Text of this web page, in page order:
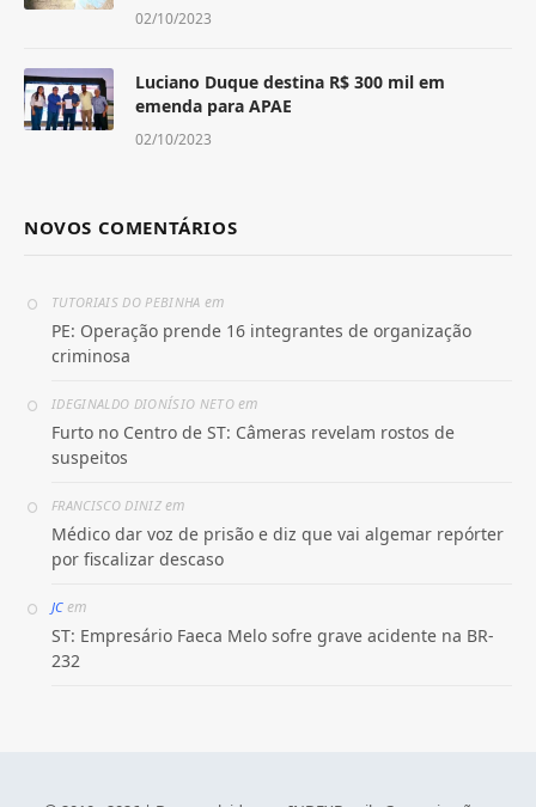
02/10/2023
Luciano Duque destina R$ 300 mil em
emenda para APAE
02/10/2023
NOVOS COMENTÁRIOS
TUTORIAIS DO PEBINHA em
PE: Operação prende 16 integrantes de organização
criminosa
IDEGINALDO DIONÍSIO NETOem
Furto no Centro de ST: Câmeras revelam rostos de
suspeitos
FRANCISCO DINIZem
Médico dar voz de prisão e diz que vai algemar repórter
por fiscalizar descaso
JCem
ST: Empresário Faeca Melo sofre grave acidente na BR-
232